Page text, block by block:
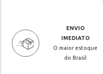
ENVIO
IMEDIATO
O maior estoque
do Brasil